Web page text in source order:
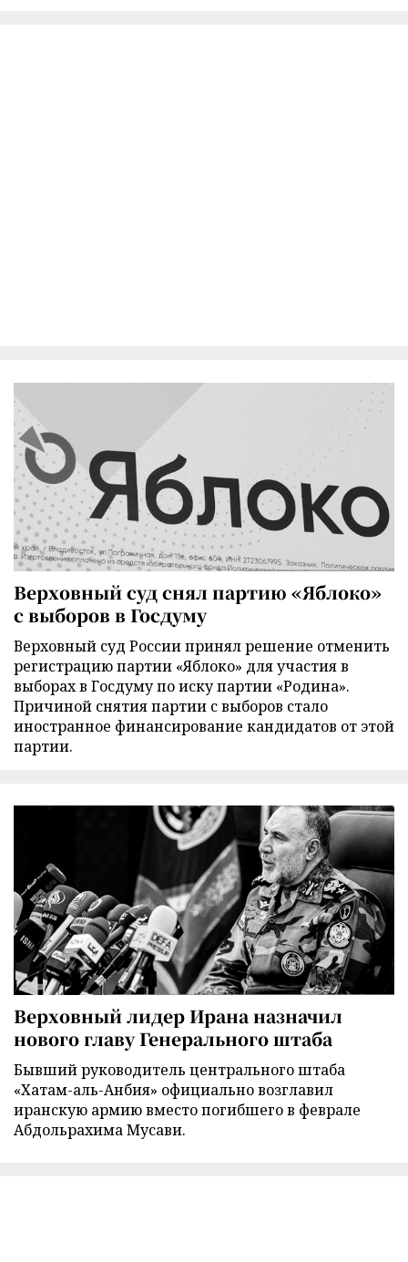
Верховный суд снял партию «Яблоко»
с выборов в Госдуму
Верховный суд России принял решение отменить
регистрацию партии «Яблоко» для участия в
выборах в Госдуму по иску партии «Родина».
Причиной снятия партии с выборов стало
иностранное финансирование кандидатов от этой
партии.
Верховный лидер Ирана назначил
нового главу Генерального штаба
Бывший руководитель центрального штаба
«Хатам-аль-Анбия» официально возглавил
иранскую армию вместо погибшего в феврале
Абдольрахима Мусави.